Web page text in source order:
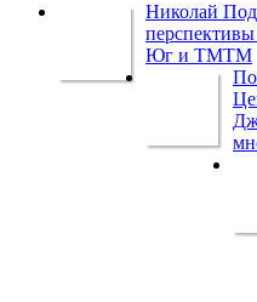
Николай
Юг и ТМТМ